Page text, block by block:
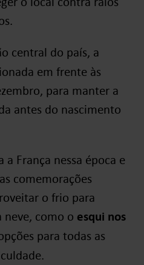
central do país, a
em frente às
para manter a
antes do nascimento
a França nessa época e
comemorações
o frio para
como o esqui nos
para todas as